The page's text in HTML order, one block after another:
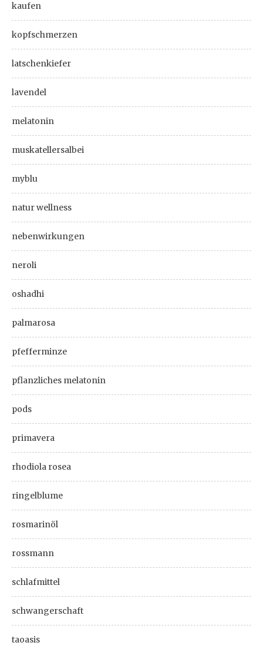
kaufen
kopfschmerzen
latschenkiefer
lavendel
melatonin
muskatellersalbei
myblu
natur wellness
nebenwirkungen
neroli
oshadhi
palmarosa
pfefferminze
pflanzliches melatonin
pods
primavera
rhodiola rosea
ringelblume
rosmarinöl
rossmann
schlafmittel
schwangerschaft
taoasis